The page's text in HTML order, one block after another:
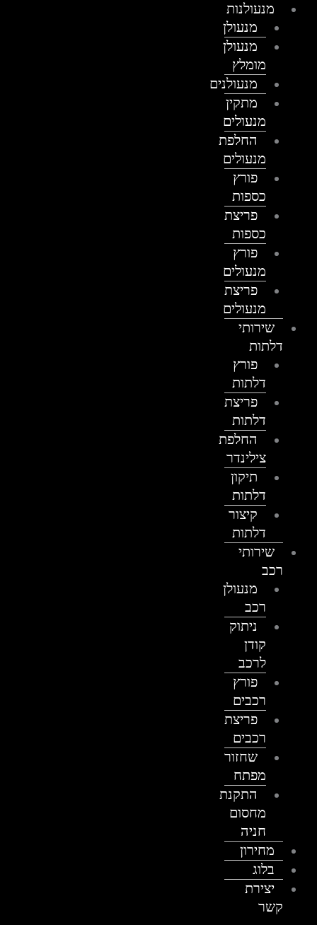
מנעולנות
מנעולן
מנעולן
מומלץ
מנעולנים
מתקין
מנעולים
החלפת
מנעולים
פורץ
כספות
פריצת
כספות
פורץ
מנעולים
פריצת
מנעולים
שירותי
דלתות
פורץ
דלתות
פריצת
דלתות
החלפת
צילינדר
תיקון
דלתות
קיצור
דלתות
שירותי
מנעולן
ניתוק
לרכב
פורץ
רכבים
פריצת
רכבים
שחזור
מפתח
התקנת
מחסום
מחירון
בלוג
יצירת